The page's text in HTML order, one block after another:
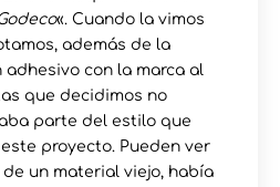
«. Cuando la vimos
además de la
con la marca al
que decidimos no
parte del estilo que
proyecto. Pueden ver
un material viejo, había